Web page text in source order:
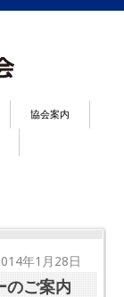
協会案内
年1月28日
のご案内